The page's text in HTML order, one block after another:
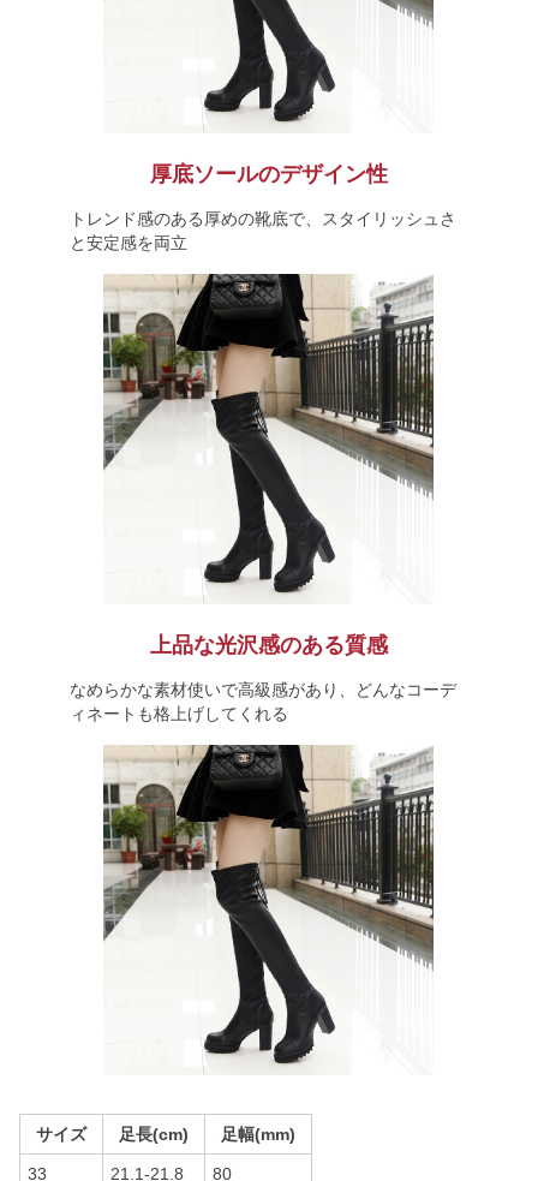
厚底ソールのデザイン性
トレンド感のある厚めの靴底で、スタイリッシュさ
と安定感を両立
上品な光沢感のある質感
なめらかな素材使いで高級感があり、どんなコーデ
ィネートも格上げしてくれる
サイズ 足長(cm) 足幅(mm)
33 21.1-21.8 80